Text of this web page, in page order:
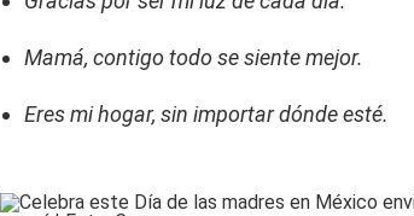
Mamá, contigo todo se siente mejor.
Eres mi hogar, sin importar dónde esté.